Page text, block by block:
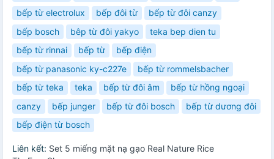
bếp từ electrolux
bếp đôi từ
bếp từ đôi canzy
bếp bosch
bêp từ đôi yakyo
teka bep dien tu
bếp từ rinnai
bếp từ
bếp điện
bếp từ panasonic ky-c227e
bếp từ rommelsbacher
bếp từ teka
teka bếp từ đôi âm
bếp từ hồng ngoại
canzy
bếp junger bếp từ đôi bosch
bếp từ dương đôi
bếp điện từ bosch
Liên kết: Set 5 miếng mặt nạ gạo Real Nature Rice